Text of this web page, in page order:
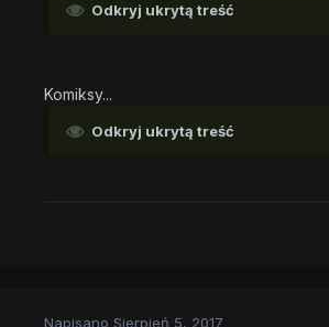
Odkryj ukrytą treść
Komiksy...
Odkryj ukrytą treść
Napisano Sierpień 5, 2017